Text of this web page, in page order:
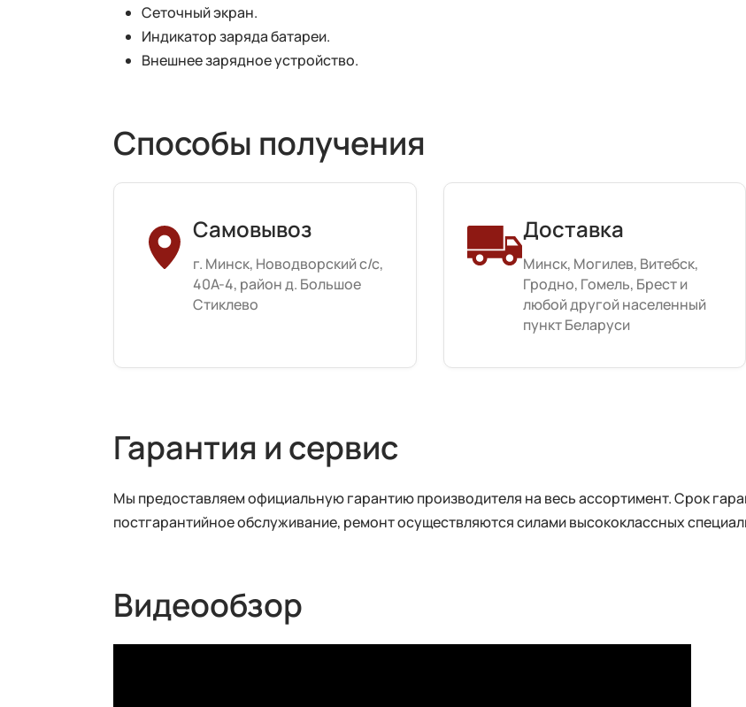
Сеточный экран.
Индикатор заряда батареи.
Внешнее зарядное устройство.
Способы получения
Самовывоз
г. Минск, Новодворский с/с,
40А-4, район д. Большое
Стиклево
Доставка
Минск, Могилев, Витебск,
Гродно, Гомель, Брест и
любой другой населенный
пункт Беларуси
Гарантия и сервис
Мы предоставляем официальную гарантию производителя на весь ассортимент. Срок
постгарантийное обслуживание, ремонт осуществляются силами высококлассных
Видеообзор